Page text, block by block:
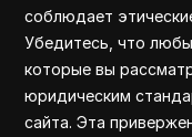
соблюдает
Убедитесь, что
которые вы
юридическим
сайта. Эта